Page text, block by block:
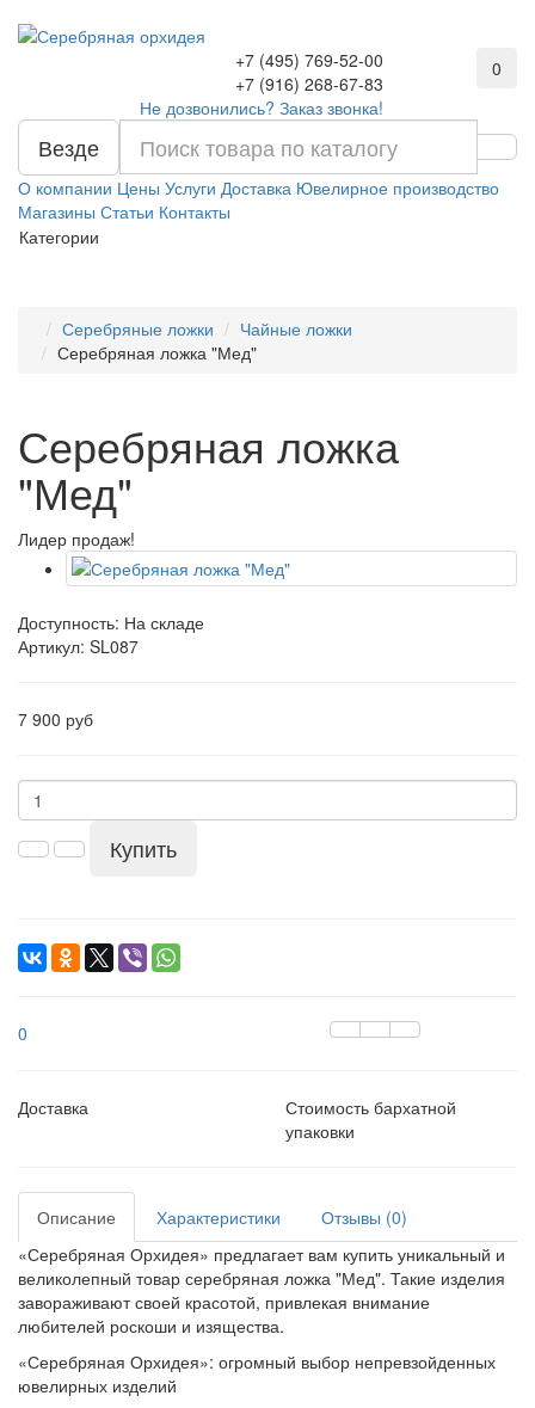
+7 (495) 769-52-00
+7 (916) 268-67-83
Не дозвонились? Заказ звонка!
0
Везде
О компании Цены Услуги Доставка Ювелирное производство
Магазины Статьи Контакты
Категории
Серебряные ложки
Чайные ложки
Серебряная ложка "Мед"
Серебряная ложка
"Мед"
Лидер продаж!
Доступность: На складе
Артикул: SL087
7 900 руб
Купить
0
Доставка
Стоимость бархатной
упаковки
Описание Характеристики
Отзывы (0)
«Серебряная Орхидея» предлагает вам купить уникальный и
великолепный товар серебряная ложка "Мед". Такие изделия
завораживают своей красотой, привлекая внимание
любителей роскоши и изящества.
«Серебряная Орхидея»: огромный выбор непревзойденных
ювелирных изделий